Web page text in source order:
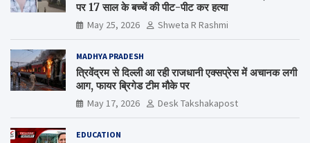
पर 17 साल के बच्चें की पीट-पीट कर हत्या
May 25, 2026 Shweta R Rashmi
MADHYA PRADESH
त्रिवेंद्रम से दिल्ली आ रही राजधानी एक्सप्रेस में अचानक लगी
आग, फायर ब्रिगेड टीम मौके पर
May 17, 2026 Desk Takshakapost
EDUCATION